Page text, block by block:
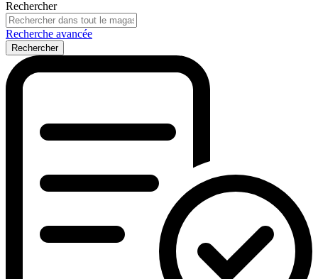
Rechercher
Recherche avancée
Rechercher